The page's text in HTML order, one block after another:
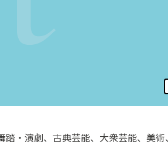
・演劇、古典芸能、大衆芸能、美術